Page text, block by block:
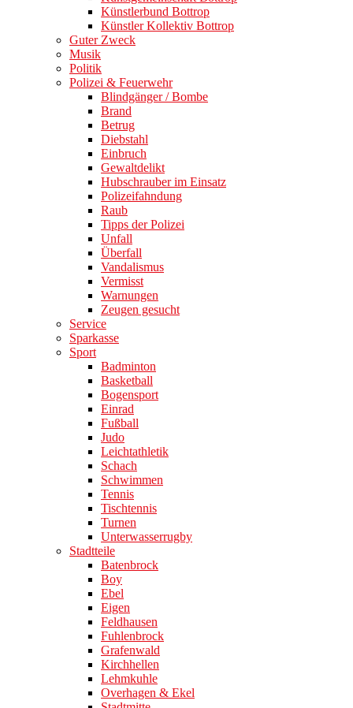
Künstlerbund Bottrop
Künstler Kollektiv Bottrop
Guter Zweck
Musik
Politik
Polizei & Feuerwehr
Blindgänger / Bombe
Brand
Betrug
Diebstahl
Einbruch
Gewaltdelikt
Hubschrauber im Einsatz
Polizeifahndung
Raub
Tipps der Polizei
Unfall
Überfall
Vandalismus
Vermisst
Warnungen
Zeugen gesucht
Service
Sparkasse
Sport
Badminton
Basketball
Bogensport
Einrad
Fußball
Judo
Leichtathletik
Schach
Schwimmen
Tennis
Tischtennis
Turnen
Unterwasserrugby
Stadtteile
Batenbrock
Boy
Ebel
Eigen
Feldhausen
Fuhlenbrock
Grafenwald
Kirchhellen
Lehmkuhle
Overhagen & Ekel